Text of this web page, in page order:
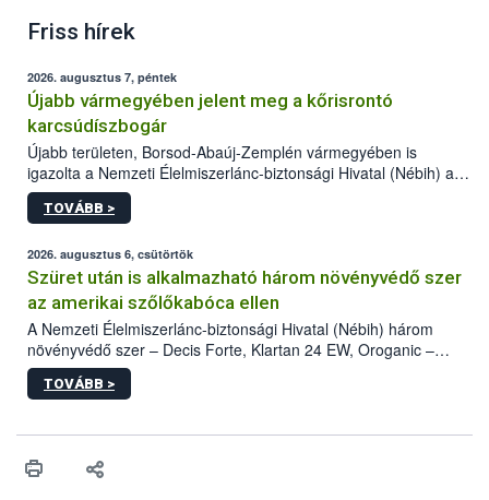
Friss hírek
2026. augusztus 7, péntek
Újabb vármegyében jelent meg a kőrisrontó
karcsúdíszbogár
Újabb területen, Borsod-Abaúj-Zemplén vármegyében is
igazolta a Nemzeti Élelmiszerlánc-biztonsági Hivatal (Nébih) a
kőrisrontó karcsúdíszbogár (Agrilus planipennis) jelenlétét. A
kártevőt nem csak színcsapdában találták meg, de már fertőzött
az intenzív felderítést, emellett az intézkedéseket a szlovák
hatósággal is összehangolják a terjedés megállítása érdekében.
TOVÁBB >
2026. augusztus 6, csütörtök
Szüret után is alkalmazható három növényvédő szer
az amerikai szőlőkabóca ellen
A Nemzeti Élelmiszerlánc-biztonsági Hivatal (Nébih) három
növényvédő szer – Decis Forte, Klartan 24 EW, Oroganic –
engedélyokiratát módosította, így azok a szüretet követően,
egészen a vesszőérettség (BBCH 91) stádiumáig
érésű szőlőkben is legyen lehetőség a károsító elleni további
felhasználók számára is elérhető és ökológiai termesztésben is
TOVÁBB >